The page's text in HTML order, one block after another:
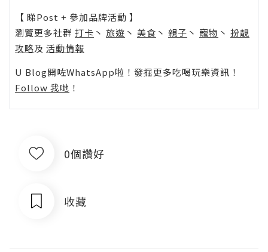
【 睇Post + 參加品牌活動 】
瀏覽更多社群 打卡 丶 旅遊 丶 美食 丶 親子 丶 寵物 丶 扮靚
攻略及 活動情報
U Blog開咗WhatsApp啦！發掘更多吃喝玩樂資訊！
Follow 我哋 ！
0個讚好
收藏